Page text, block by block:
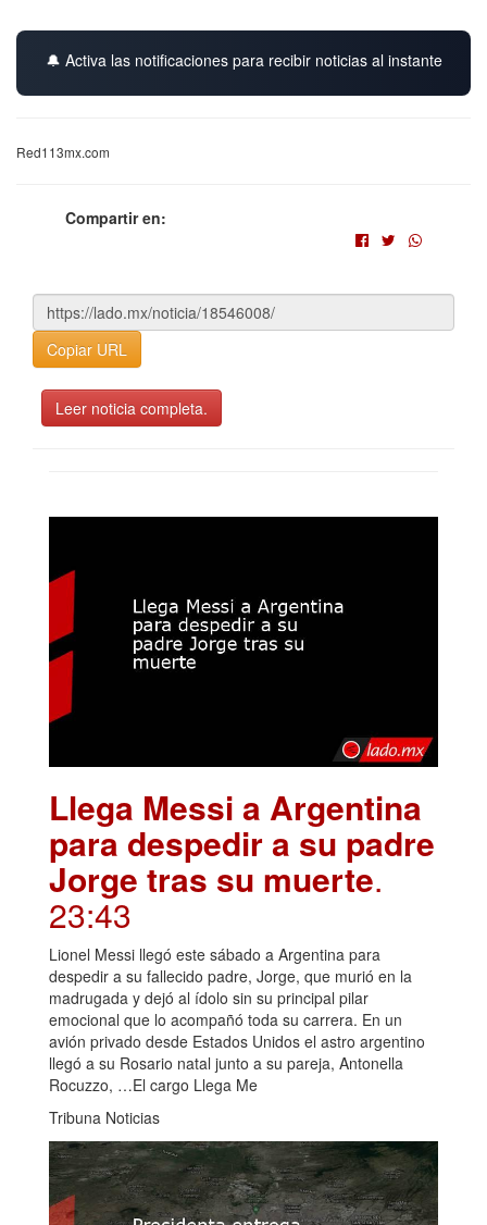
🔔 Activa las notificaciones para recibir noticias al instante
Red113mx.com
Compartir en:
Copiar URL
Leer noticia completa.
Llega Messi a Argentina
para despedir a su padre
Jorge tras su muerte.
23:43
Lionel Messi llegó este sábado a Argentina para
despedir a su fallecido padre, Jorge, que murió en la
madrugada y dejó al ídolo sin su principal pilar
emocional que lo acompañó toda su carrera. En un
avión privado desde Estados Unidos el astro argentino
llegó a su Rosario natal junto a su pareja, Antonella
Rocuzzo, …El cargo Llega Me
Tribuna Noticias